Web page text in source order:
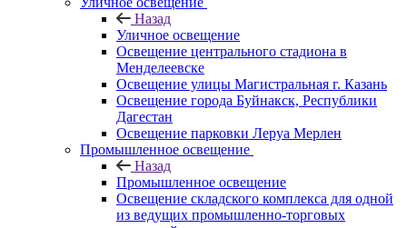
Назад
Уличное освещение
Освещение центрального стадиона в
Менделеевске
Освещение улицы Магистральная г. Казань
Освещение города Буйнакск, Республики
Дагестан
Освещение парковки Леруа Мерлен
Промышленное освещение
Назад
Промышленное освещение
Освещение складского комплекса для одной
из ведущих промышленно-торговых